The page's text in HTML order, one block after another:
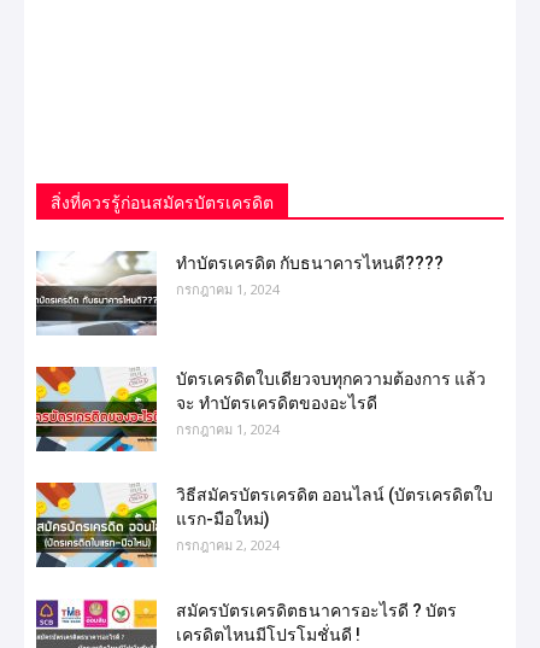
สิ่งที่ควรรู้ก่อนสมัครบัตรเครดิต
ทำบัตรเครดิต กับธนาคารไหนดี????
กรกฎาคม 1, 2024
บัตรเครดิตใบเดียวจบทุกความต้องการ แล้ว
จะ ทำบัตรเครดิตของอะไรดี
กรกฎาคม 1, 2024
วิธีสมัครบัตรเครดิต ออนไลน์ (บัตรเครดิตใบ
แรก-มือใหม่)
กรกฎาคม 2, 2024
สมัครบัตรเครดิตธนาคารอะไรดี ? บัตร
เครดิตไหนมีโปรโมชั่นดี !